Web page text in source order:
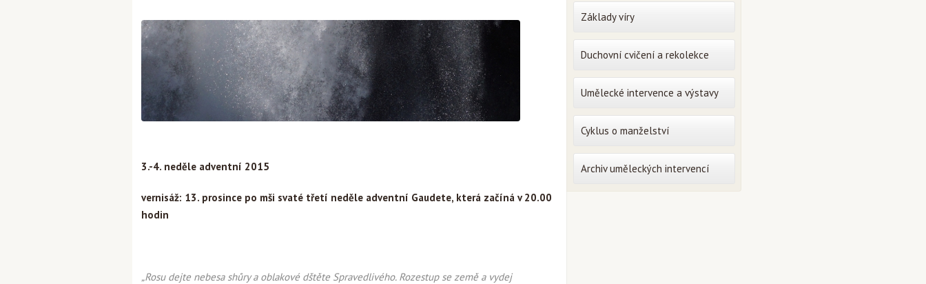
3.-4. neděle adventní 2015
vernisáž: 13. prosince po mši svaté třetí neděle adventní Gaudete, která začíná v 20.00
hodin
„Rosu dejte nebesa shůry a oblakové dštěte Spravedlivého. Rozestup se země a vydej
Základy víry
Duchovní cvičení a rekolekce
Umělecké intervence a výstavy
Cyklus o manželství
Archiv uměleckých intervencí